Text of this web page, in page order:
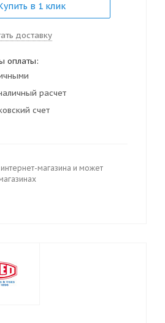
в 1 клик
доставку
оплаты:
расчет
счет
магазина и может